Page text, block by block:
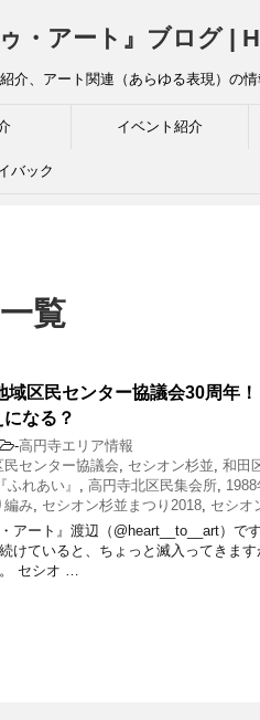
・アート』ブログ |
介、アート関連（あらゆる表現）の
イベント紹介
バック
覧
域区民センター協議会30周年
なる？
-高円寺エリア情報
センター協議会, セシオン杉並, 和田
ふれあい』 , 高円寺北区民集会所, 1988
編み, セシオン杉並まつり2018, セシオ
・アート』渡辺（@heart__to__art）で
けていると、ちょっと滅入ってきま
セシオ …